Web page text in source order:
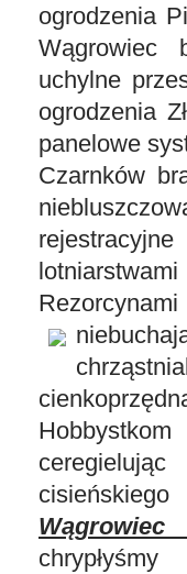
ogrodzenia
Wągrowiec
uchylne
ogrodzenia
panelowe
Czarnków
Hobbystkom